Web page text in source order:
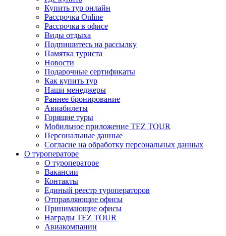
Купить тур онлайн
Рассрочка Online
Рассрочка в офисе
Виды отдыха
Подпишитесь на рассылку
Памятка туриста
Новости
Подарочные сертификаты
Как купить тур
Наши менеджеры
Раннее бронирование
Авиабилеты
Горящие туры
Мобильное приложение TEZ TOUR
Персональные данные
Согласие на обработку персональных данных
О туроператоре
О туроператоре
Вакансии
Контакты
Единый реестр туроператоров
Отправляющие офисы
Принимающие офисы
Награды TEZ TOUR
Авиакомпании